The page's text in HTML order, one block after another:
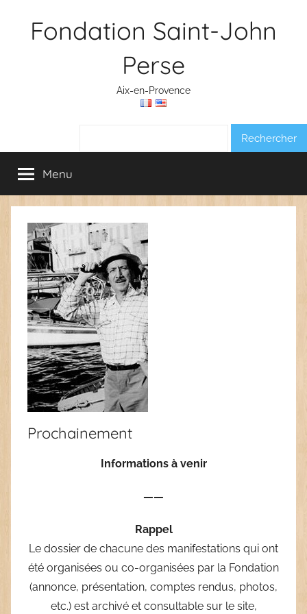
Fondation Saint-John
Perse
Aix-en-Provence
Menu
Prochainement
Informations à venir
——
Rappel
Le dossier de chacune des manifestations qui ont
été organisées ou co-organisées par la Fondation
(annonce, présentation, comptes rendus, photos,
etc.) est archivé et consultable sur le site,